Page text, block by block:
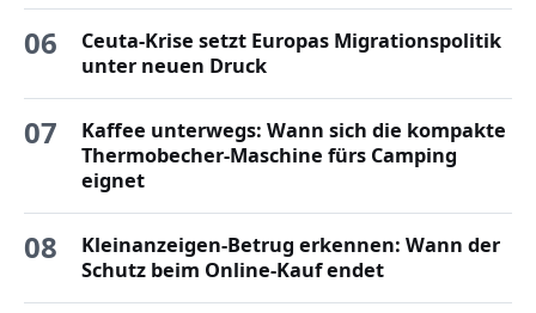
06
Ceuta-Krise setzt Europas Migrationspolitik
unter neuen Druck
07
Kaffee unterwegs: Wann sich die kompakte
Thermobecher-Maschine fürs Camping
eignet
08
Kleinanzeigen-Betrug erkennen: Wann der
Schutz beim Online-Kauf endet